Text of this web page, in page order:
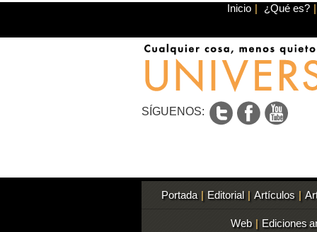
Inicio | ¿Qué es? |
SÍGUENOS:
Portada | Editorial | Artículos |
Web | Ediciones